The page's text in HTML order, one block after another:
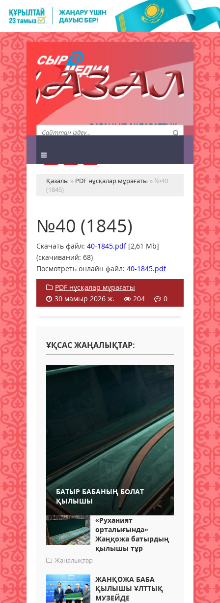
QAZALY.KZ АҚПАРАТТЫҚ
АГЕНТТІГІ
Қазалы » PDF нұсқалар мұрағаты » №40
(1845)
№40 (1845)
Скачать файл: 40-1845.pdf[2,61 Mb]
(cкачиваний: 68)
Посмотреть онлайн файл: 40-1845.pdf
PDF нұсқалар мұрағаты
30 мамыр 2026 ж.
204 0
ҰҚСАС ЖАҢАЛЫҚТАР:
БАТЫР БАБАНЫҢ БОЛАТ
ҚЫЛЫШЫ
«Руханият
орталығында»
Жаңқожа батырдың
қылышы тұр
Жаңалықтар
ЖАНҚОЖА БАБА
ҚЫЛЫШЫ ҰЛТТЫҚ
МУЗЕЙДЕ